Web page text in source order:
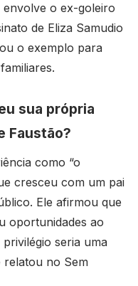
o ex-goleiro
de Eliza Samudio
o exemplo para
sua própria
Faustão?
como “o
cresceu com um pai
Ele afirmou que
oportunidades ao
seria uma
no Sem